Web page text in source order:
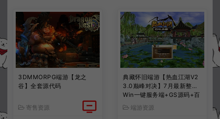
3DMMORPG端游【龙之
谷】全套源代码
寄售资源
典藏怀旧端游【热血江湖V2
3.0巅峰对决】7月最新整理
Win一键服务端+GS源码+百
宝阁+在线GM工具+PC客户
端+详细搭建教程
端游资源